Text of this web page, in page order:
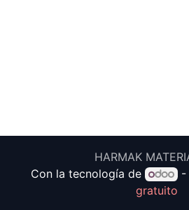
HARMAK
Con la tecnología de
-
gratuito